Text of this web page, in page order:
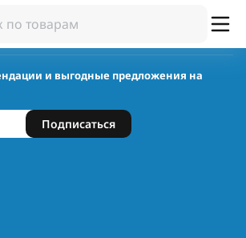
и выгодные предложения на
Подписаться